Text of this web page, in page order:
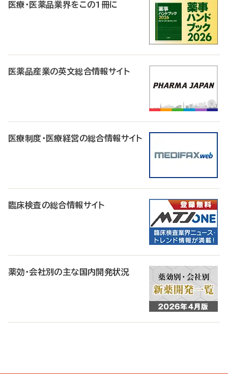
医療・医薬品業界をこの1冊に
医薬品産業の英文総合情報サイト
医療制度・医療経営の総合情報サイト
臨床検査の総合情報サイト
薬効・会社別の主な国内開発状況